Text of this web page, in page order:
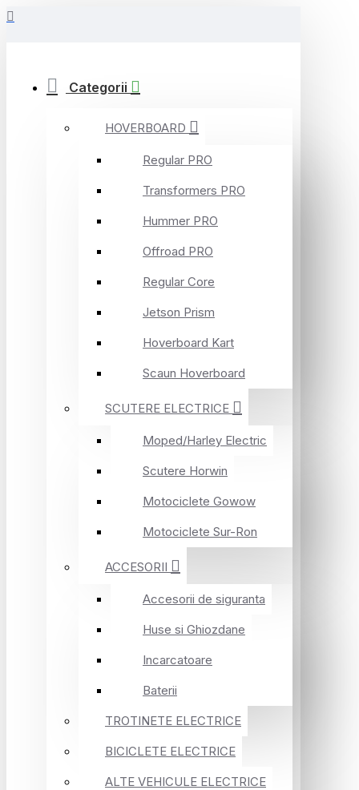
Categorii
HOVERBOARD
Regular PRO
Transformers PRO
Hummer PRO
Offroad PRO
Regular Core
Jetson Prism
Hoverboard Kart
Scaun Hoverboard
SCUTERE ELECTRICE
Moped/Harley Electric
Scutere Horwin
Motociclete Gowow
Motociclete Sur-Ron
ACCESORII
Accesorii de siguranta
Huse si Ghiozdane
Incarcatoare
Baterii
TROTINETE ELECTRICE
BICICLETE ELECTRICE
ALTE VEHICULE ELECTRICE